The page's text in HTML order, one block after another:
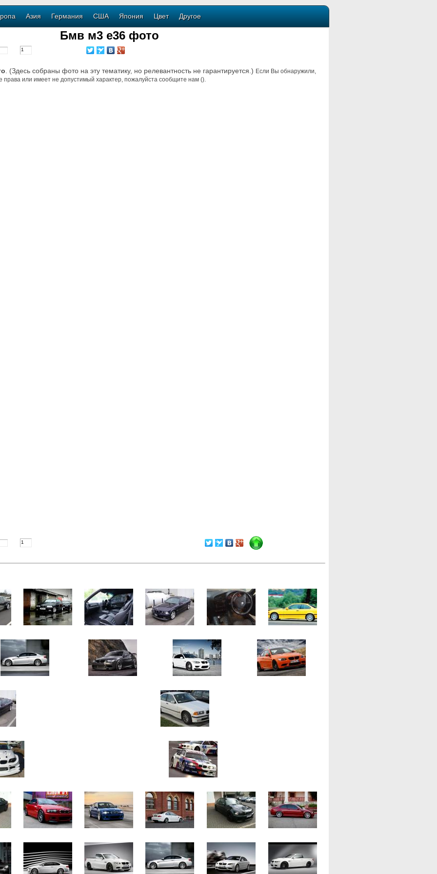
Азия Германия США Япония Цвет Другое
Бмв м3 е36 фото
. (Здесь собраны фото на эту тематику, но релевантность не гарантируется.) Если Вы обнаружили,
права или имеет не допустимый характер, пожалуйста сообщите нам ().